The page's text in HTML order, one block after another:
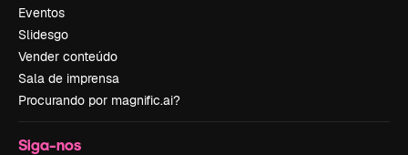
Eventos
Slidesgo
Vender conteúdo
Sala de imprensa
Procurando por magnific.ai?
Siga-nos